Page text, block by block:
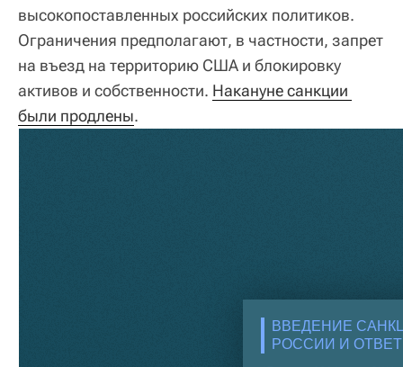
высокопоставленных российских политиков.
Ограничения предполагают, в частности, запрет
на въезд на территорию США и блокировку
активов и собственности. Накануне санкции
были продлены.